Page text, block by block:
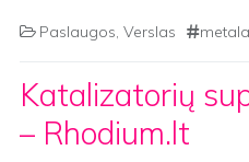
Paslaugos, Verslas
Katalizatorių
– Rhodium.lt